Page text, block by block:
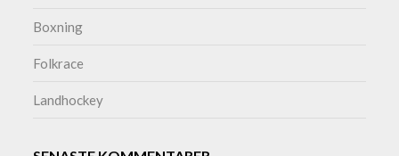
Boxning
Folkrace
Landhockey